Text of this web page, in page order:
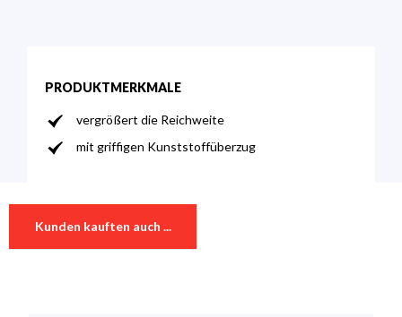
PRODUKTMERKMALE
vergrößert die Reichweite
mit griffigen Kunststoffüberzug
Kunden kauften auch ...